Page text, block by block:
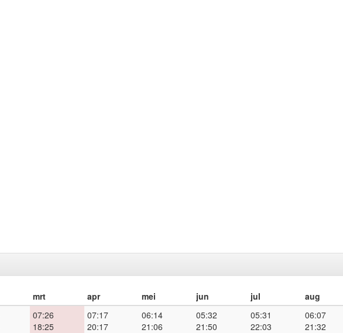
mrt apr mei jun jul aug
07:26
18:25
07:17
20:17
06:14
21:06
05:32
21:50
05:31
22:03
06:07
21:32